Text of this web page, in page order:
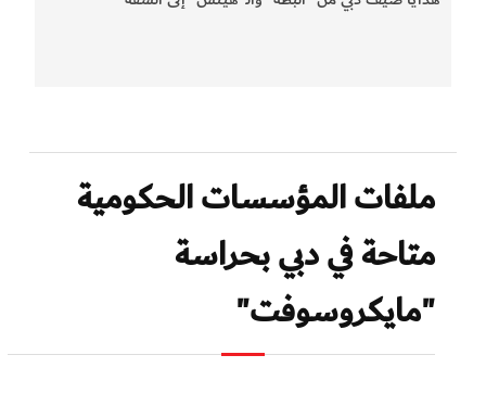
ملفات المؤسسات الحكومية
متاحة في دبي بحراسة
"مايكروسوفت"